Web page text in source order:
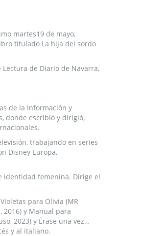
martes19 de mayo,
titulado La hija del sordo
de Diario de Navarra,
de la Información y
donde escribió y dirigió,
trabajando en series
Disney Europa,
identidad femenina. Dirige el
para Olivia (MR
2016) y Manual para
2023) y Érase una vez…
y al italiano.